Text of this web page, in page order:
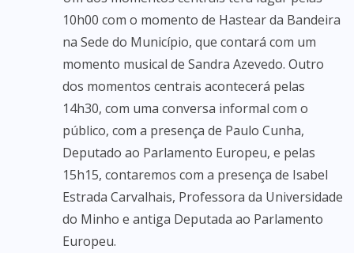
10h00 com o momento de Hastear da Bandeira
na Sede do Município, que contará com um
momento musical de Sandra Azevedo. Outro
dos momentos centrais acontecerá pelas
14h30, com uma conversa informal com o
público, com a presença de Paulo Cunha,
Deputado ao Parlamento Europeu, e pelas
15h15, contaremos com a presença de Isabel
Estrada Carvalhais, Professora da Universidade
do Minho e antiga Deputada ao Parlamento
Europeu.